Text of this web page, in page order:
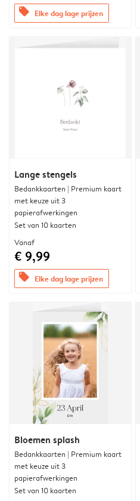
offers Elke dag lage prijzen
Lange stengels
Bedankkaarten | Premium kaart
met keuze uit 3
papierafwerkingen
Set van 10 kaarten
Vanaf
€ 9,99
offers Elke dag lage prijzen
Bloemen splash
Bedankkaarten | Premium kaart
met keuze uit 3
papierafwerkingen
Set van 10 kaarten